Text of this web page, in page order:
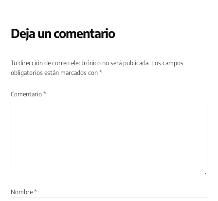
Deja un comentario
Tu dirección de correo electrónico no será publicada. Los campos
obligatorios están marcados con*
Comentario*
Nombre*